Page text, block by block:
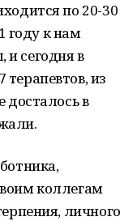
по 20-30
году к нам
сегодня в
из
в
коллегам
личного